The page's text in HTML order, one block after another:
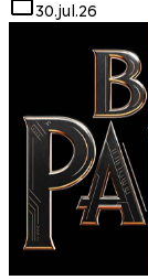
30.jul.26